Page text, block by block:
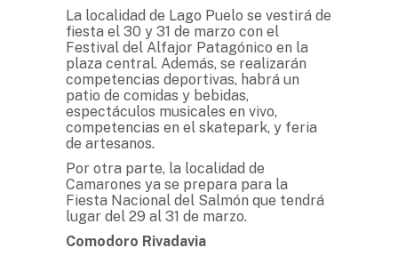
La localidad de Lago Puelo se vestirá de
fiesta el 30 y 31 de marzo con el
Festival del Alfajor Patagónico en la
plaza central. Además, se realizarán
competencias deportivas, habrá un
patio de comidas y bebidas,
espectáculos musicales en vivo,
competencias en el skatepark, y feria
de artesanos.
Por otra parte, la localidad de
Camarones ya se prepara para la
Fiesta Nacional del Salmón que tendrá
lugar del 29 al 31 de marzo.
Comodoro Rivadavia